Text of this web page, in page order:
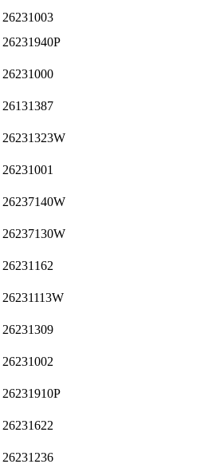
26231003
26231940P
26231000
26131387
26231323W
26231001
26237140W
26237130W
26231162
26231113W
26231309
26231002
26231910P
26231622
26231236